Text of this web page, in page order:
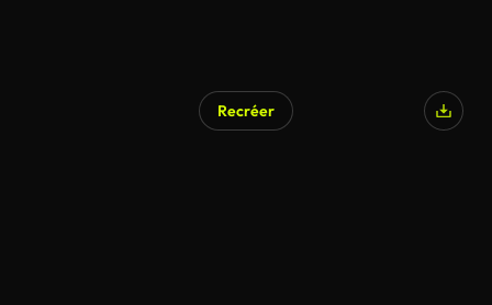
Recréer